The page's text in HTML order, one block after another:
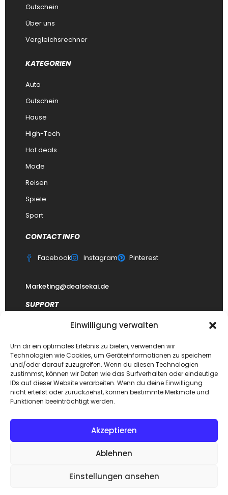
Einwilligung verwalten
Um dir ein optimales Erlebnis zu bieten, verwenden wir
Technologien wie Cookies, um Geräteinformationen zu speichern
und/oder darauf zuzugreifen. Wenn du diesen Technologien
zustimmst, können wir Daten wie das Surfverhalten oder eindeutige
IDs auf dieser Website verarbeiten. Wenn du deine Einwilligung
nicht erteilst oder zurückziehst, können bestimmte Merkmale und
Funktionen beeinträchtigt werden.
Akzeptieren
Ablehnen
Einstellungen ansehen
Gutschein
Über uns
Vergleichsrechner
KATEGORIEN
Auto
Gutschein
Hause
High-Tech
Hot deals
Mode
Reisen
Spiele
Sport
CONTACT INFO
Facebook Instagram Pinterest
Marketing@dealsekai.de
SUPPORT
datenschutzerklärung
Impressum
Haftungsausschluss
FAQ Dealsekai
Copyright © 2026. Designed byDealsekai